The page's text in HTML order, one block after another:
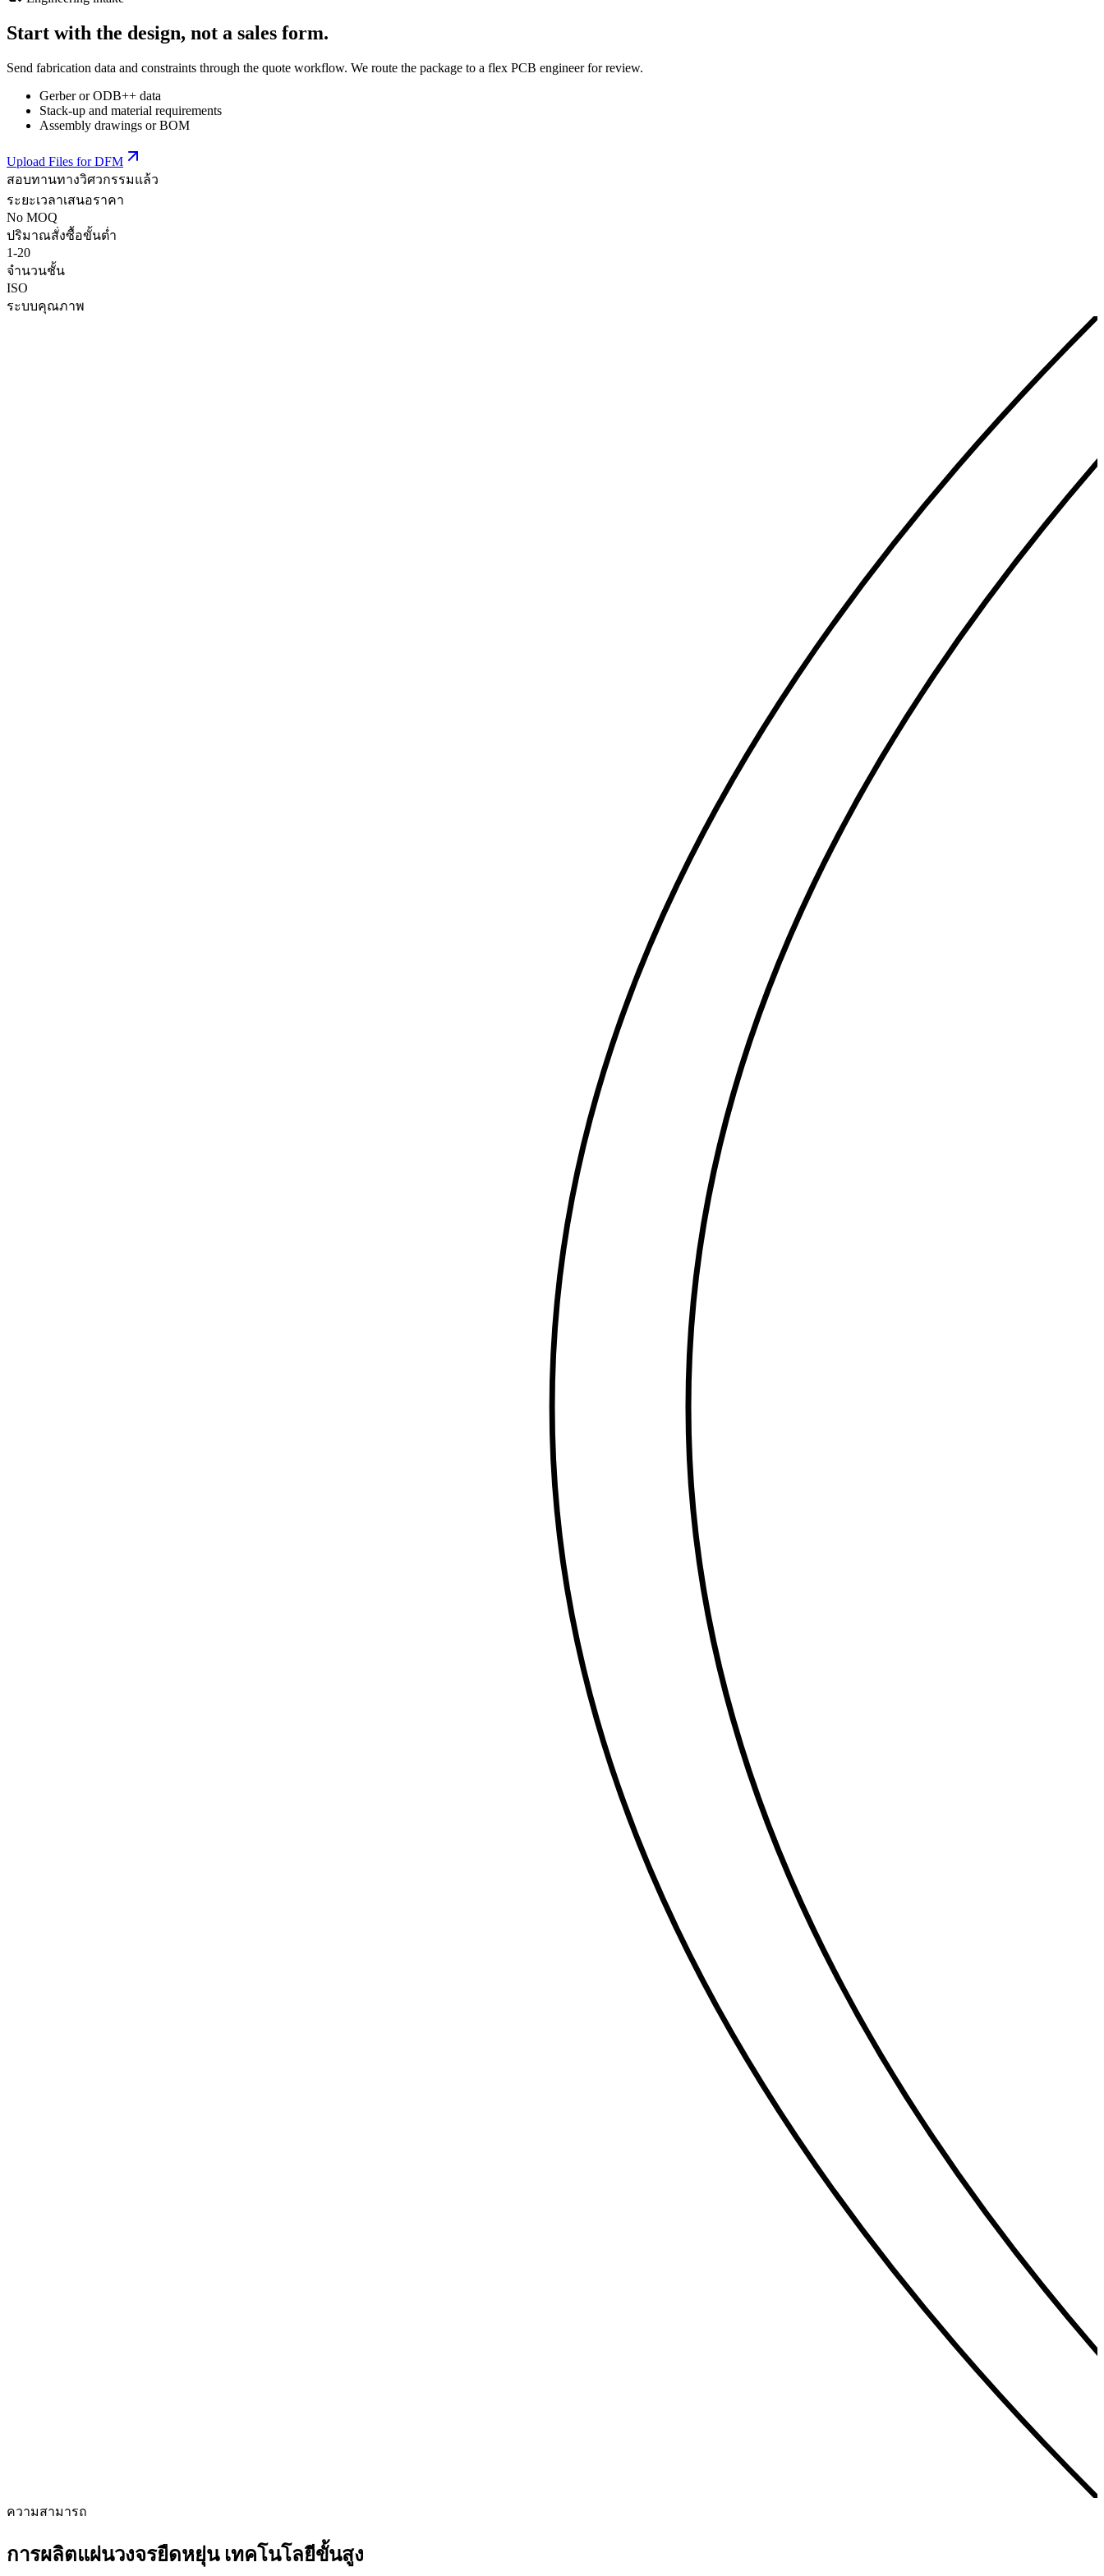
Start with the design, not a sales form.
Send fabrication data and constraints through the quote workflow. We route the package to a flex PCB engineer for review.
Gerber or ODB++ data
Stack-up and material requirements
Assembly drawings or BOM
Upload Files for DFM
สอบทานทางวิศวกรรมแล้ว
ระยะเวลาเสนอราคา
No MOQ
ปริมาณสั่งซื้อขั้นต่ำ
1-20
จำนวนชั้น
ISO
ระบบคุณภาพ
ความสามารถ
การผลิตแผ่นวงจรยืดหยุ่น เทคโนโลยีขั้นสูง